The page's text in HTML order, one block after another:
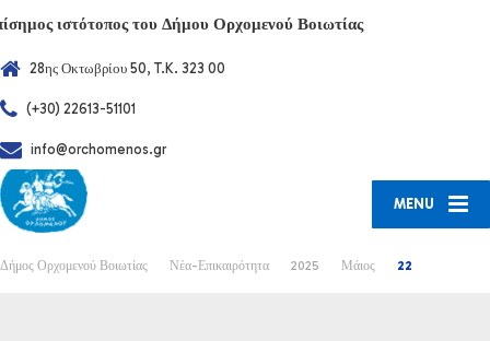
ιστότοπος του Δήμου Ορχομενού Βοιωτίας
28ης Οκτωβρίου 50, T.K. 323 00
(+30) 22613-51101
info@orchomenos.gr
MENU
Δήμος Ορχομενού Βοιωτίας Νέα-Επικαιρότητα 2025 Μάιος 22